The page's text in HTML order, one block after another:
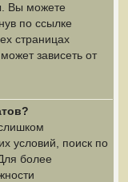
Вы можете
по ссылке
страницах
зависеть от
условий, поиск по
более